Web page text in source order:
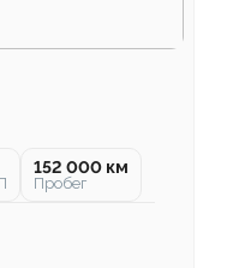
152 000 км
Пробег